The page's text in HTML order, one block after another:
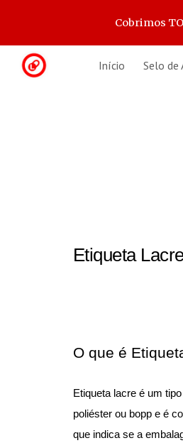
Cobrimos
Início Selo de
Etiqueta
O que é
Etiqueta lacre é um
poliéster ou bopp e é
que indica se a